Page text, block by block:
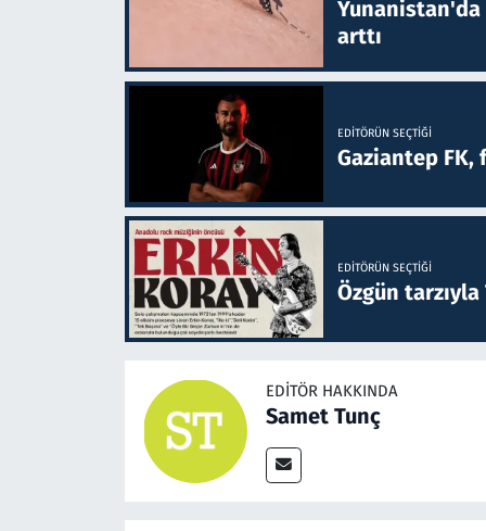
Yunanistan'da
arttı
EDITÖRÜN SEÇTIĞI
Gaziantep FK,
EDITÖRÜN SEÇTIĞI
Özgün
EDITÖR HAKKINDA
Samet Tunç